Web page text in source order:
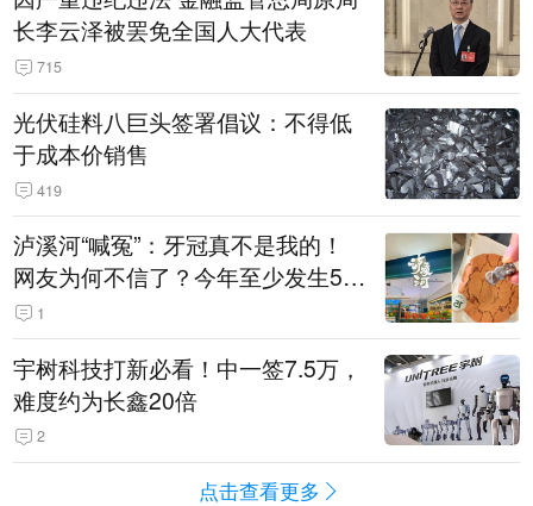
长李云泽被罢免全国人大代表
715
光伏硅料八巨头签署倡议：不得低
于成本价销售
419
泸溪河“喊冤”：牙冠真不是我的！
网友为何不信了？今年至少发生5
起“食品冤案”
1
宇树科技打新必看！中一签7.5万，
难度约为长鑫20倍
2
点击查看更多